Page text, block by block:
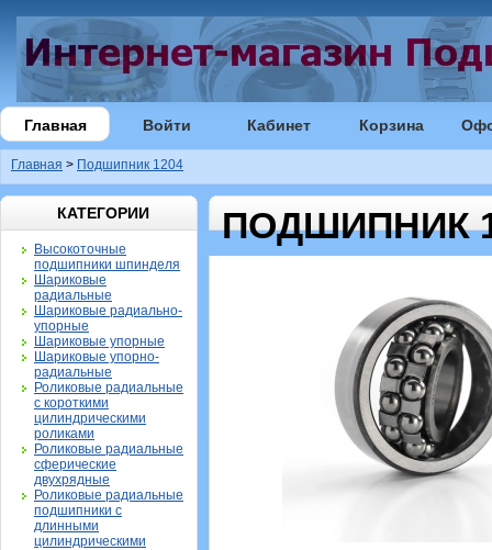
Главная Войти Кабинет Корзина
Главная > Подшипник 1204
КАТЕГОРИИ
Высокоточные
подшипники шпинделя
Шариковые
радиальные
Шариковые радиально-
упорные
Шариковые упорные
Шариковые упорно-
радиальные
Роликовые радиальные
с короткими
цилиндрическими
роликами
Роликовые радиальные
сферические
двухрядные
Роликовые радиальные
подшипники с
длинными
цилиндрическими
ПОДШИПНИК